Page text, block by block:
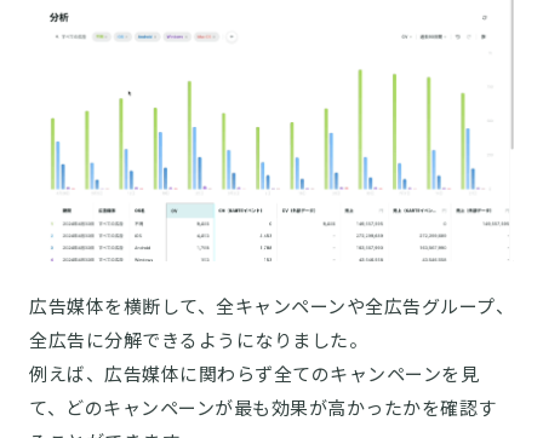
広告媒体を横断して、全キャンペーンや全広告グループ、
全広告に分解できるようになりました。
例えば、広告媒体に関わらず全てのキャンペーンを見
て、どのキャンペーンが最も効果が高かったかを確認す